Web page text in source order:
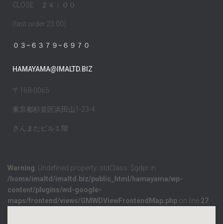
CLOSE ２４：００
(last order 23:00)
０３−６３７９−６９７０
HAMAYAMA@IMALTD.BIZ
〒168-0065
東京都杉並区浜田山1-23-4
さんまたビル１階
Warning: Undefined property: stdClass::$gdpr in
/home/imaltd/imaltd.biz/public_html/hamayama/wp-
content/plugins/wd-google-
maps/frontend/views/GMWDViewFrontendMap.php on line 27